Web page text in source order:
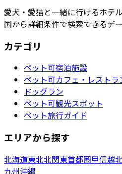
愛犬・愛猫と一緒に行けるホテ
国から詳細条件で検索できるデ
カテゴリ
ペット可宿泊施設
ペット可カフェ・レストラ
ドッグラン
ペット可観光スポット
ペット旅行ガイド
エリアから探す
北海道東北北関東首都圏甲信越
九州沖縄